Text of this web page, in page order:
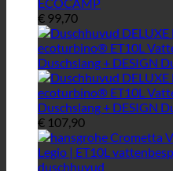
€ 99,70
€ 107,90